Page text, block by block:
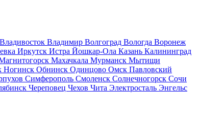
Владивосток Владимир Волгоград Вологда Воронеж
Иркутск Истра Йошкар-Ола Казань Калининград
Махачкала Мурманск Мытищи
Ногинск Обнинск Одинцово Омск Павловский
Симферополь Смоленск Солнечногорск Сочи
Череповец Чехов Чита Электросталь Энгельс